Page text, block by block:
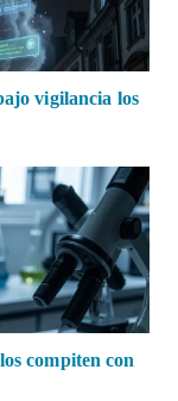
vigilancia los
compiten con